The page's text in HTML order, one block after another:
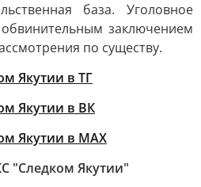
база. Уголовное
заключением
по существу.
Якутии в ТГ
Якутии в ВК
Якутии в МАХ
"Следком Якутии"